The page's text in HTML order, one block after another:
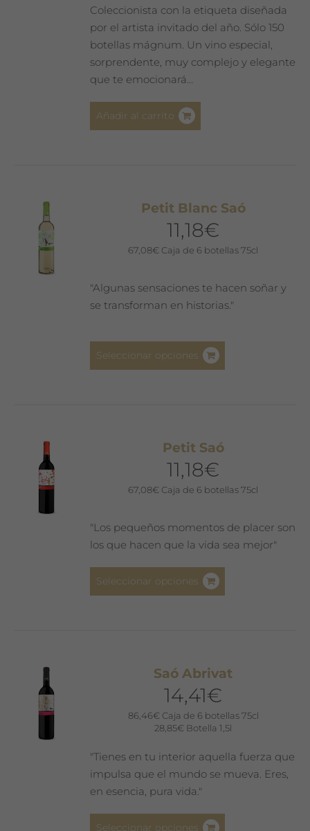
Coleccionista con la etiqueta diseñada
por el artista invitado del año. Sólo 150
botellas mágnum. Un vino especial,
sorprendente, muy complejo y elegante
que te emocionará…
Añadir al carrito
Petit Blanc Saó
11,18€
67,08€ Caja de 6 botellas 75cl
"Algunas sensaciones te hacen soñar y
se transforman en historias."
Seleccionar opciones
pueden
en
la
Petit Saó
11,18€
67,08€ Caja de 6 botellas 75cl
"Los pequeños momentos de placer son
los que hacen que la vida sea mejor"
Seleccionar opciones
pueden
Saó Abrivat
14,41€
86,46€ Caja de 6 botellas 75cl
28,85€ Botella 1,5l
"Tienes en tu interior aquella fuerza que
impulsa que el mundo se mueva. Eres,
en esencia, pura vida."
Seleccionar opciones